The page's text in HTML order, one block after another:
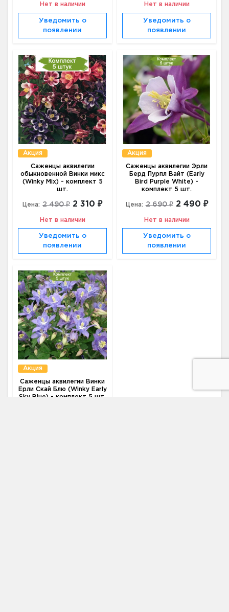
Нет в наличии
Уведомить о
появлении
Нет в наличии
Уведомить о
появлении
Акция
Саженцы аквилегии
обыкновенной Винки микс
(Winky Mix) - комплект 5
шт.
Цена: 2 490 ₽ 2 310 ₽
Нет в наличии
Уведомить о
появлении
Акция
Саженцы аквилегии Эрли
Берд Пурпл Вайт (Early
Bird Purple White) -
комплект 5 шт.
Цена: 2 690 ₽ 2 490 ₽
Нет в наличии
Уведомить о
появлении
Акция
Саженцы аквилегии Винки
Ерли Скай Блю (Winky Early
Sky Blue) - комплект 5 шт.